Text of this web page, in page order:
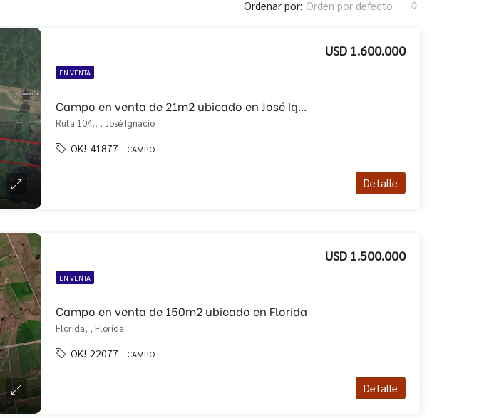
Ordenar por: Orden por defecto
EN VENTA
Campo en venta de 21m2 ubicado en José Ignacio
USD 1.600.000
Ruta 104,, , José Ignacio
OK!-41877 CAMPO
Detalle
EN VENTA
Campo en venta de 150m2 ubicado en Florida
USD 1.500.000
Florida, , Florida
OK!-22077 CAMPO
Detalle